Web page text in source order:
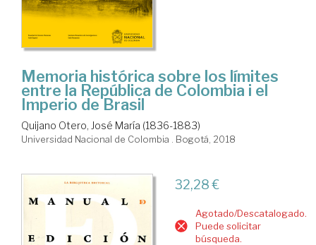
Memoria histórica sobre los límites
entre la República de Colombia i el
Imperio de Brasil
Quijano Otero, José María (1836-1883)
Universidad Nacional de Colombia . Bogotá, 2018
32,28 €
Agotado/Descatalogado.
Puede solicitar
búsqueda.